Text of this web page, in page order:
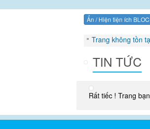
Ẩn / Hiện tiện ích
» Trang không tồn
TIN TỨC
Rất tiếc ! Trang